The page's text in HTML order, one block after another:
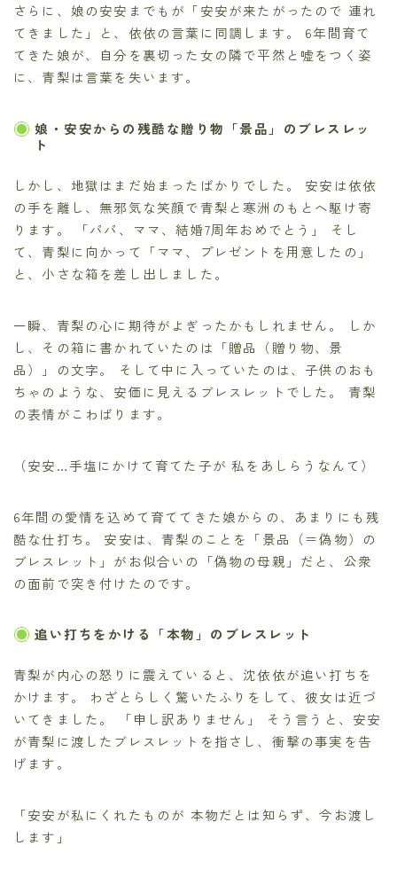
さらに、娘の安安までもが「安安が来たがったので 連れ
てきました」と、依依の言葉に同調します。 6年間育て
てきた娘が、自分を裏切った女の隣で平然と嘘をつく姿
に、青梨は言葉を失います。
娘・安安からの残酷な贈り物「景品」のブレスレッ
ト
しかし、地獄はまだ始まったばかりでした。 安安は依依
の手を離し、無邪気な笑顔で青梨と寒洲のもとへ駆け寄
ります。 「パパ、ママ、結婚7周年おめでとう」 そし
て、青梨に向かって「ママ、プレゼントを用意したの」
と、小さな箱を差し出しました。
一瞬、青梨の心に期待がよぎったかもしれません。 しか
し、その箱に書かれていたのは「贈品（贈り物、景
品）」の文字。 そして中に入っていたのは、子供のおも
ちゃのような、安価に見えるブレスレットでした。 青梨
の表情がこわばります。
（安安…手塩にかけて育てた子が 私をあしらうなんて）
6年間の愛情を込めて育ててきた娘からの、あまりにも残
酷な仕打ち。 安安は、青梨のことを「景品（＝偽物）の
ブレスレット」がお似合いの「偽物の母親」だと、公衆
の面前で突き付けたのです。
追い打ちをかける「本物」のブレスレット
青梨が内心の怒りに震えていると、沈依依が追い打ちを
かけます。 わざとらしく驚いたふりをして、彼女は近づ
いてきました。 「申し訳ありません」 そう言うと、安安
が青梨に渡したブレスレットを指さし、衝撃の事実を告
げます。
「安安が私にくれたものが 本物だとは知らず、今お渡し
します」